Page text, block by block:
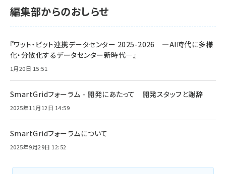
編集部からのおしらせ
『ワット・ビット連携データセンター 2025-2026 ―AI時代に多様
化・分散化するデータセンター新時代―』
1月20日 15:51
SmartGridフォーラム - 開発にあたって 開発スタッフと謝辞
2025年11月12日 14:59
SmartGridフォーラムについて
2025年9月29日 12:52